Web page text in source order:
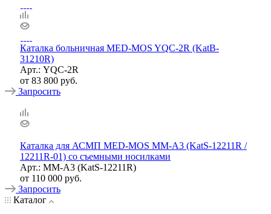
Каталка больничная MED-MOS YQC-2R (KatB-
31210R)
Арт.: YQC-2R
от 83 800 руб.
Запросить
Каталка для АСМП MED-MOS ММ-А3 (KatS-12211R /
12211R-01) со съемными носилками
Арт.: ММ-А3 (KatS-12211R)
от 110 000 руб.
Запросить
Каталог